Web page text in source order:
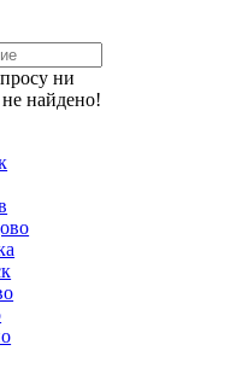
ни
найдено!